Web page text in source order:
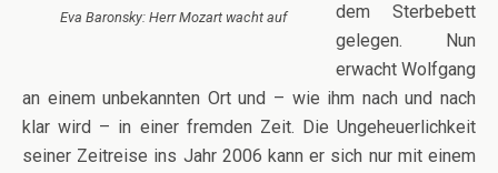
Eva Baronsky: Herr Mozart wacht auf
dem Sterbebett
gelegen. Nun
erwacht Wolfgang
an einem unbekannten Ort und – wie ihm nach und nach
klar wird – in einer fremden Zeit. Die Ungeheuerlichkeit
seiner Zeitreise ins Jahr 2006 kann er sich nur mit einem